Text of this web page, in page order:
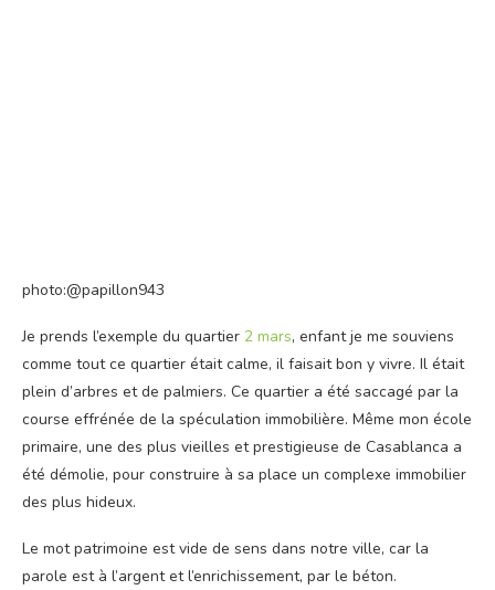
photo:@papillon943
Je prends l’exemple du quartier 2 mars, enfant je me souviens
comme tout ce quartier était calme, il faisait bon y vivre. Il était
plein d’arbres et de palmiers. Ce quartier a été saccagé par la
course effrénée de la spéculation immobilière. Même mon école
primaire, une des plus vieilles et prestigieuse de Casablanca a
été démolie, pour construire à sa place un complexe immobilier
des plus hideux.
Le mot patrimoine est vide de sens dans notre ville, car la
parole est à l’argent et l’enrichissement, par le béton.